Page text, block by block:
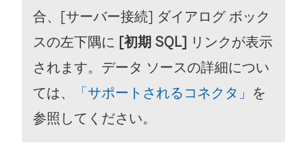
合、[サーバー接続] ダイアログ ボック
スの左下隅に [初期 SQL] リンクが表示
されます。データ ソースの詳細につい
ては、
「サポートされるコネクタ」 を
参照してください。